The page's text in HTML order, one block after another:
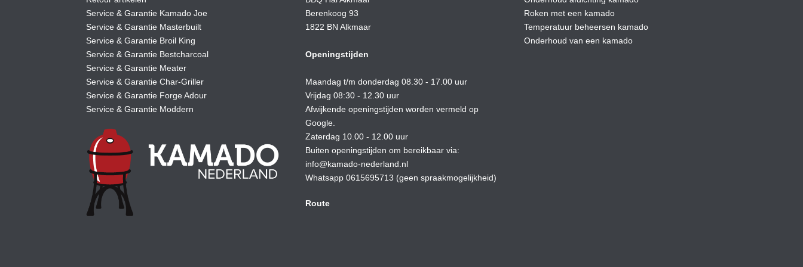
Service & Garantie Kamado Joe
Service & Garantie Masterbuilt
Service & Garantie Broil King
Service & Garantie Bestcharcoal
Service & Garantie Meater
Service & Garantie Char-Griller
Service & Garantie Forge Adour
Service & Garantie Moddern
Berenkoog 93
1822 BN Alkmaar
Openingstijden
Maandag t/m donderdag 08.30 - 17.00 uur
Vrijdag 08:30 - 12.30 uur
Afwijkende openingstijden worden vermeld op
Google.
Zaterdag 10.00 - 12.00 uur
Buiten openingstijden om bereikbaar via:
info@kamado-nederland.nl
Whatsapp 0615695713 (geen spraakmogelijkheid)
Route
Roken met een kamado
Temperatuur beheersen kamado
Onderhoud van een kamado